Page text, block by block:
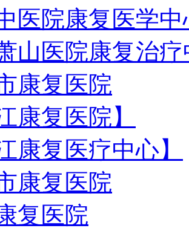
医院康复医学中
山医院康复治疗
康复医院
康复医院】
康复医疗中心】
康复医院
复医院